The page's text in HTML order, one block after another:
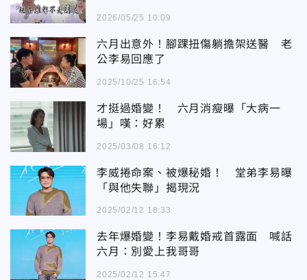
2026/05/25 10:09
六月出意外！腳踝扭傷躺擔架送醫 老
公李易回應了
2025/10/25 16:54
才挺過婚變！ 六月消瘦曝「大病一
場」嘆：好累
2025/03/08 16:12
李威捲命案、被爆秘婚！ 堂弟李易曝
「與他失聯」揭現況
2025/02/12 18:33
去年爆婚變！李易戴婚戒首露面 喊話
六月：別愛上我哥哥
2025/02/12 15:47